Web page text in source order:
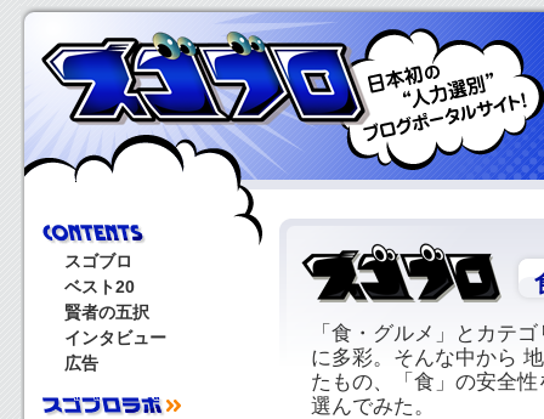
「食・グルメ」とカテ
に多彩。そんな中から
たもの、「食」の安全
選んでみた。
スゴブロ
ベスト20
賢者の五択
インタビュー
広告